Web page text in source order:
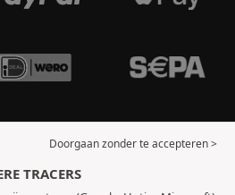
Doorgaan zonder te accepteren >
TRACERS